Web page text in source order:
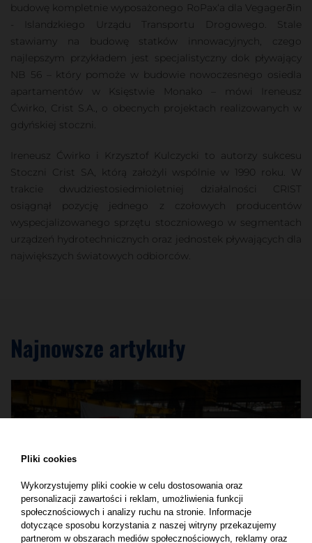
budowę kompletnie wyposażonego RoPax‘a dla Vegagerðin
- Islandzkiego Urządu Transportu Drogowego. Stale
stawiamy na budowę statków innowacyjnych, czego
najlepszym przykładem jest specjalistyczny dok pływający
NB 56 – który pomoże w budowie nowoczesnego osiedla
apartamentów w Księstwie Monako – mówi Ireneusz
Ćwirko, Crist S.A., o obecnych projektach realizowanych w
gdyńskiej stoczni.
Ireneusz Ćwirko i Krzysztof Kulczycki to autorzy sukcesu
Stoczni Crist SA, którą założyli wspólnie w 1990 roku. W
trakcie dwudziestosiedmioletniej działalności CRIST
osiągnął pozycję jednego z czołowych producentów
wyspecjalizowanego sprzętu stoczniowego w segmentach
urządzeń hydrotechnicznych oraz jednostek pływających dla
największych światowych odbiorców.
Najnowsze artykuły
Pliki cookies
Wykorzystujemy pliki cookie w celu dostosowania oraz
personalizacji zawartości i reklam, umożliwienia funkcji
społecznościowych i analizy ruchu na stronie. Informacje
dotyczące sposobu korzystania z naszej witryny przekazujemy
partnerom w obszarach mediów społecznościowych, reklamy oraz